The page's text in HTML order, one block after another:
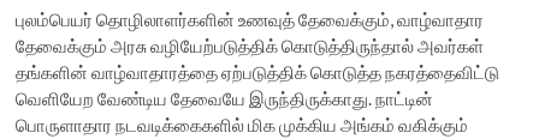
புலம்பெயர் தொழிலாளர்களின் உணவுத் தேவைக்கும், வாழ்வாதார
தேவைக்கும் அரசு வழியேற்படுத்திக் கொடுத்திருந்தால் அவர்கள்
தங்களின் வாழ்வாதாரத்தை ஏற்படுத்திக் கொடுத்த நகரத்தைவிட்டு
வெளியேற வேண்டிய தேவையே இருந்திருக்காது. நாட்டின்
பொருளாதார நடவடிக்கைகளில் மிக முக்கிய அங்கம் வகிக்கும்